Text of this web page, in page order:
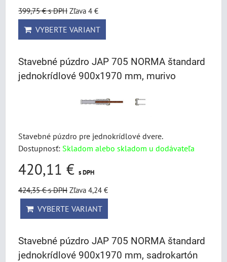
399,75 €s DPH Zľava 4 €
VYBERTE VARIANT
Stavebné púzdro JAP 705 NORMA štandard
jednokrídlové 900x1970 mm, murivo
Stavebné púzdro pre jednokrídlové dvere.
Dostupnosť: Skladom alebo skladom u dodávateľa
420,11 € s DPH
424,35 €s DPH Zľava 4,24 €
VYBERTE VARIANT
Stavebné púzdro JAP 705 NORMA štandard
jednokrídlové 900x1970 mm, sadrokartón